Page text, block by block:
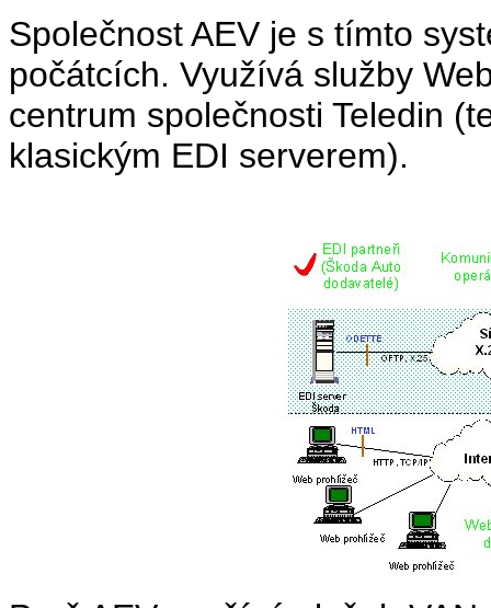
Společnost AEV je s tímto
počátcích. Využívá služby
centrum společnosti Teledin
klasickým EDI serverem).